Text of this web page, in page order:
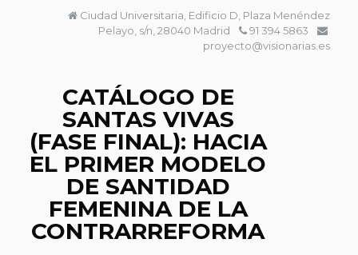
Ciudad Universitaria, Edificio D, Plaza Menéndez
Pelayo, s/n, 28040 Madrid
91 394 5863
proyecto@visionarias.es
CATÁLOGO DE
SANTAS VIVAS
(FASE FINAL): HACIA
EL PRIMER MODELO
DE SANTIDAD
FEMENINA DE LA
CONTRARREFORMA